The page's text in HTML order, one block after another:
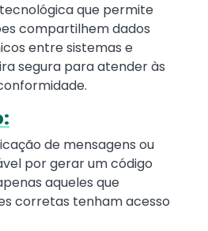
que permite
compartilhem dados
entre sistemas e
segura para atender às
de mensagens ou
por gerar um código
aqueles que
corretas tenham acesso